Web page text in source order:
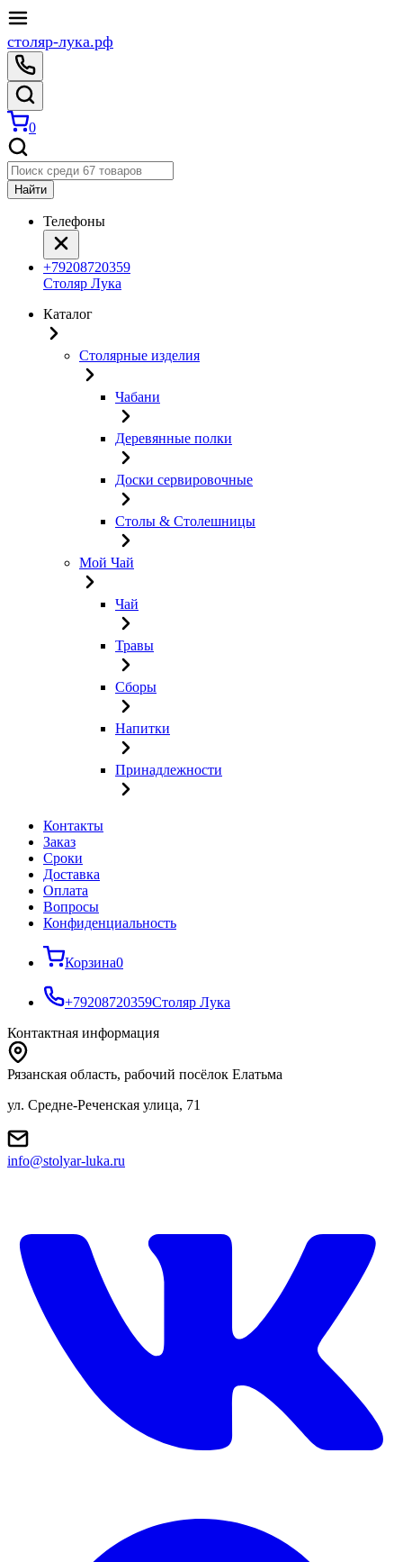
столяр-лука.рф
0
Найти
Телефоны
+79208720359
Столяр Лука
Каталог
Столярные изделия
Чабани
Деревянные полки
Доски сервировочные
Столы & Столешницы
Мой Чай
Чай
Травы
Сборы
Напитки
Принадлежности
Контакты
Заказ
Cроки
Доставка
Оплата
Вопросы
Конфиденциальность
Корзина0
+79208720359Столяр Лука
Контактная информация
Рязанская область, рабочий посёлок Елатьма
ул. Средне-Реченская улица, 71
info@stolyar-luka.ru